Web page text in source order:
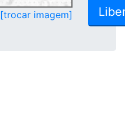
[trocar imagem]